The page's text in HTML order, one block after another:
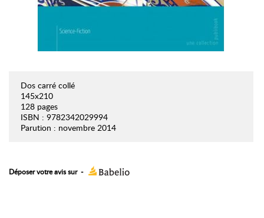
Dos carré collé
145x210
128 pages
ISBN : 9782342029994
Parution : novembre 2014
Déposer votre avis sur -